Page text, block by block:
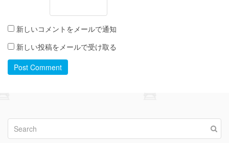
新しいコメントをメールで通知
新しい投稿をメールで受け取る
Post Comment